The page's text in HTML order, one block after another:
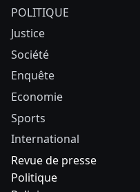
POLITIQUE
Justice
Société
Enquête
Economie
Sports
International
Revue de presse
Politique